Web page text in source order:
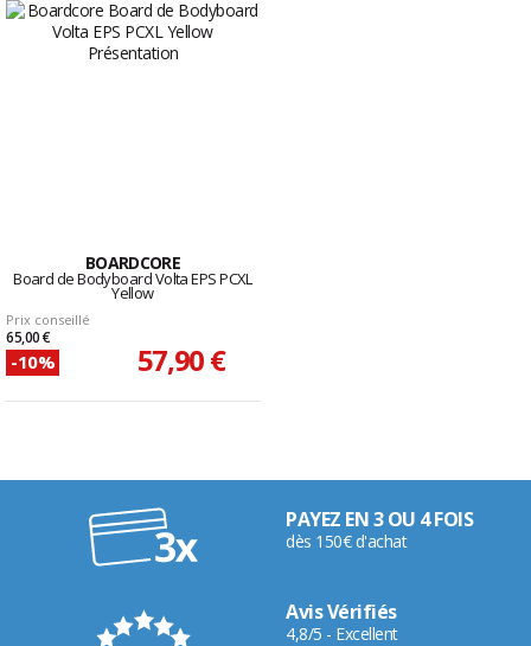
BOARDCORE
Board de Bodyboard Volta EPS PCXL
Yellow
Prix conseillé
65,00 €
-10% 57,90 €
PAYEZ EN 3 OU 4 FOIS
dès 150€ d'achat
Avis Vérifiés
4,8/5 - Excellent